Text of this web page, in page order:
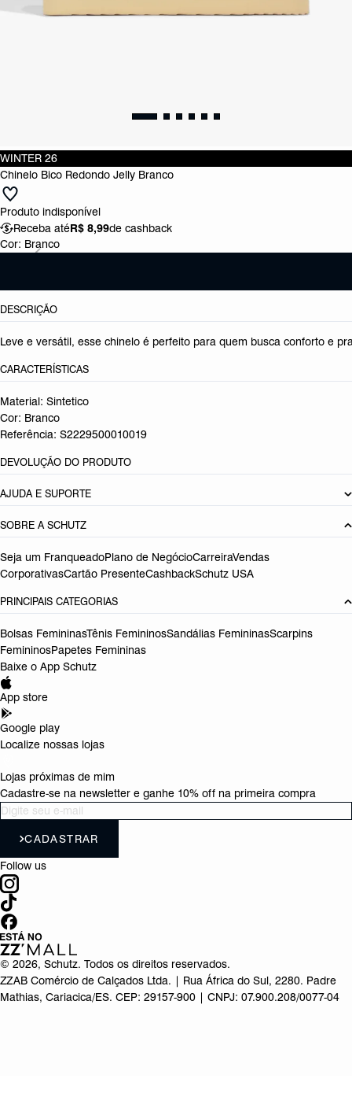
WINTER 26
Chinelo Bico Redondo Jelly Branco
Produto indisponível
Receba atéR$ 8,99de cashback
Cor: Branco
DESCRIÇÃO
Leve e versátil, esse chinelo é perfeito para quem busca conforto e
CARACTERÍSTICAS
Material: Sintetico
Cor: Branco
Referência: S2229500010019
DEVOLUÇÃO DO PRODUTO
AJUDA E SUPORTE
SOBRE A SCHUTZ
Seja um FranqueadoPlano de NegócioCarreiraVendas
CorporativasCartão PresenteCashbackSchutz USA
PRINCIPAIS CATEGORIAS
Bolsas FemininasTênis FemininosSandálias FemininasScarpins
FemininosPapetes Femininas
Baixe o App Schutz
App store
Google play
Localize nossas lojas
Lojas próximas de mim
Cadastre-se na newsletter e ganhe 10% off na primeira compra
CADASTRAR
Follow us
© 2026, Schutz. Todos os direitos reservados.
ZZAB Comércio de Calçados Ltda. | Rua África do Sul, 2280. Padre
Mathias, Cariacica/ES. CEP: 29157-900 | CNPJ: 07.900.208/0077-04